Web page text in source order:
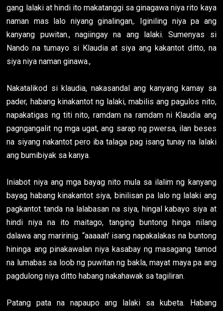
gang lalaki at hindi ito makatanggi sa ginagawa niya rito kaya
naman mas lalo niyang ginalingan,. Iginiling niya pa ang
kanyang puwitan., nagiingay na ang lalaki. Sumenyas si
Nando na tumayo si Klaudia at siya ang kakantot ditto, na
siya niya naman ginawa.,
Nakatalikod si klaudia, nakasandal ang kanyang kamay sa
pader, habang kinakantot ng lalaki, mabilis ang pagulos nito,
napakatigas ng titi nito, ramdam na ramdam ni Klaudia ang
pagngangalit ng mga ugat, ang sarap ng pwersa, ilan beses
na siyang nakantot pero iba talaga pag isang tunay na lalaki
ang bumibiyak sa kanya.
Iniabot niya ang mga bayag nito mula sa ilalim ng kanyang
bayag habang kinakantot siya, binilisan pa lalo ng lalaki ang
pagkantot tanda na lalabasan na siya, hingal kabayo siya at
hindi niya na ito maitago, tanging buntong hinga nilang
dalawa ang maririnig. “aaaaah’ isang napakalakas na buntong
hininga ang pinakawalan niya kasabay ng masagang tamod
na lumabas sa loob ng puwitan ng bakla, mayat maya pa ang
pagdulong niya ditto habang nakahawak sa tagiliran.
Patang pata na napaupo ang lalaki sa kubeta. Habang